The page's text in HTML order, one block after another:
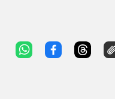
摘，好似做場戲咁」
影響，直言公眾對公